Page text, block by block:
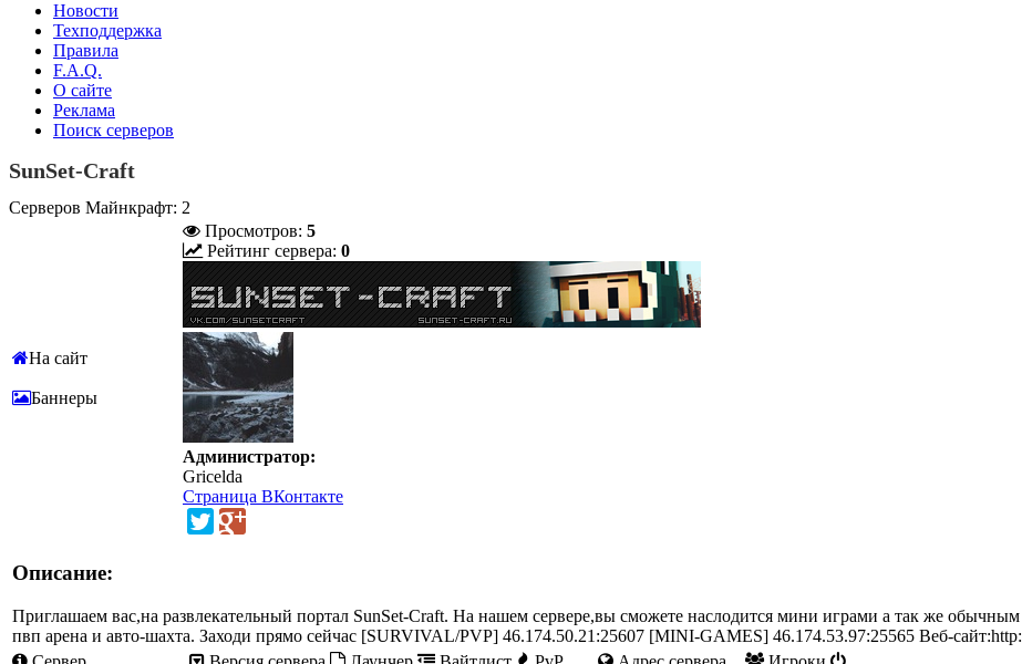
Новости
Техподдержка
Правила
F.A.Q.
О сайте
Реклама
Поиск серверов
SunSet-Craft
Серверов Майнкрафт: 2
На сайт
Баннеры
Просмотров: 5
Рейтинг сервера: 0
Администратор:
Gricelda
Страница ВКонтакте
Описание:
Приглашаем вас,на развлекательный портал SunSet-Craft. На нашем сервере,вы сможете наслодится мини играми а так же
пвп арена и авто-шахта. Заходи прямо сейчас [SURVIVAL/PVP] 46.174.50.21:25607 [MINI-GAMES] 46.174.53.97:25565 Веб-